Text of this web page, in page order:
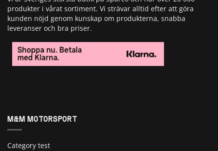
produkter i vårat sortiment. Vi strävar alltid efter att göra
kunden nöjd genom kunskap om produkterna, snabba
leveranser och bra priser.
M&M MOTORSPORT
Category test